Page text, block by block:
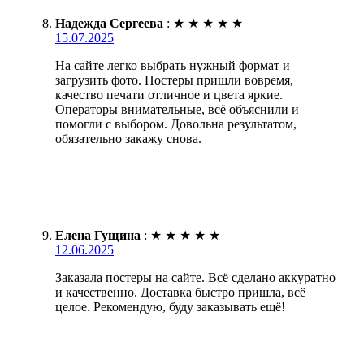
Надежда Сергеева : ★ ★ ★ ★ ★
15.07.2025
На сайте легко выбрать нужный формат и
загрузить фото. Постеры пришли вовремя,
качество печати отличное и цвета яркие.
Операторы внимательные, всё объяснили и
помогли с выбором. Довольна результатом,
обязательно закажу снова.
Елена Гущина : ★ ★ ★ ★ ★
12.06.2025
Заказала постеры на сайте. Всё сделано аккуратно
и качественно. Доставка быстро пришла, всё
целое. Рекомендую, буду заказывать ещё!